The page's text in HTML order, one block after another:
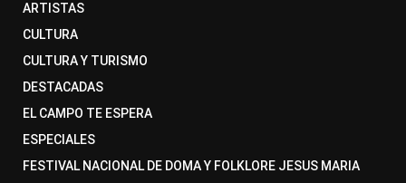
ARTISTAS
CULTURA
CULTURA Y TURISMO
DESTACADAS
EL CAMPO TE ESPERA
ESPECIALES
FESTIVAL NACIONAL DE DOMA Y FOLKLORE JESUS MARIA